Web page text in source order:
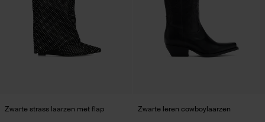
Zwarte strass laarzen met flap Zwarte leren cowboylaarzen